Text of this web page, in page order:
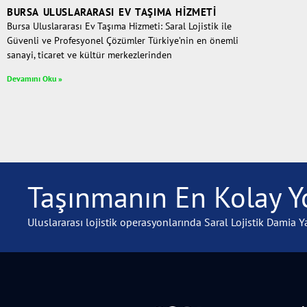
BURSA ULUSLARARASI EV TAŞIMA HIZMETI
Bursa Uluslararası Ev Taşıma Hizmeti: Saral Lojistik ile
Güvenli ve Profesyonel Çözümler Türkiye’nin en önemli
sanayi, ticaret ve kültür merkezlerinden
Devamını Oku »
Taşınmanın En Kolay
Uluslararası lojistik operasyonlarında Saral Lojistik Damia